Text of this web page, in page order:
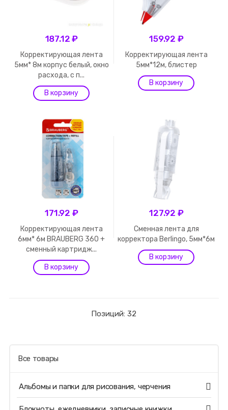
187.12 ₽
Корректирующая лента
5мм* 8м корпус белый, окно
расхода, с п...
159.92 ₽
Корректирующая лента
5мм*12м, блистер
171.92 ₽
Корректирующая лента
6мм* 6м BRAUBERG 360 +
сменный картридж...
127.92 ₽
Сменная лента для
корректора Berlingo, 5мм*6м
Позиций: 32
Все товары
Альбомы и папки для рисования, черчения